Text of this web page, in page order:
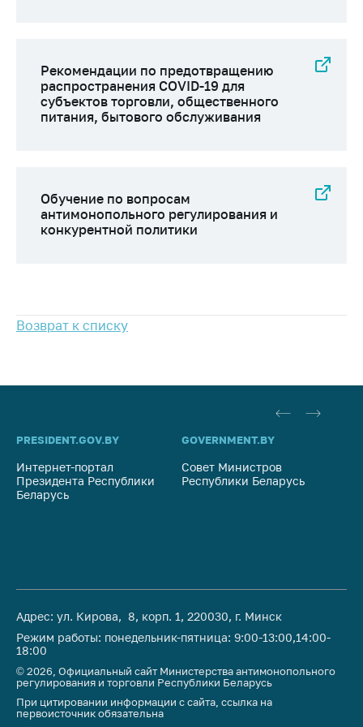
Ценообразование
на лекарственные
средства, изделия
Решение Комиссии
по установлению
законодательства
товаров
Упрощение условий
распространения
субъектов торговли,
общественного
питания, бытового
обслуживания
Обучение по
вопросам
Рекомендации по предотвращению
распространения COVID-19 для
субъектов торговли, общественного
питания, бытового обслуживания
Обучение по вопросам
антимонопольного регулирования и
конкурентной политики
Возврат к списку
PRESIDENT.GOV.BY
Интернет-портал
Президента Республики
Беларусь
GOVERNMENT.BY
Совет Министров
Республики Беларусь
Адрес: ул. Кирова, 8, корп. 1, 220030, г. Минск
Режим работы: понедельник-пятница: 9:00-13:00,14:00-
18:00
© 2026, Официальный сайт Министерства антимонопольного
регулирования и торговли Республики Беларусь
При цитировании информации с сайта, ссылка на
первоисточник обязательна